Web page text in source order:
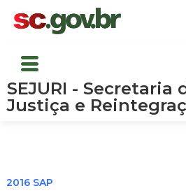
SEJURI - Secretaria
Justiça e
2016 SAP